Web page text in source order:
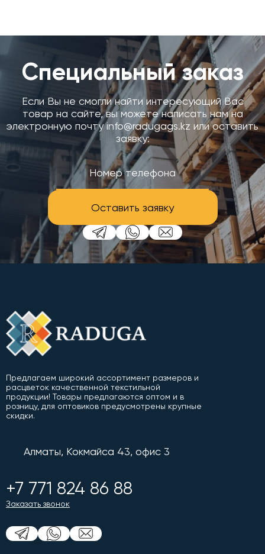
Специальный заказ
Если Вы не смогли найти интересующий Вас
товар на сайте, вы можете написать нам на
электронную почту info@radugags.kz или оставить
заявку:
Оставить заявку
Предлагаем широкий ассортимент размеров и
расцветок качественной текстильной
продукции! Товары предлагаются оптом и в
розницу, для оптовиков предусмотрены крупные
скидки.
Алматы, Кокмайса 43, офис 3
+7 771 824 86 88
Заказать звонок